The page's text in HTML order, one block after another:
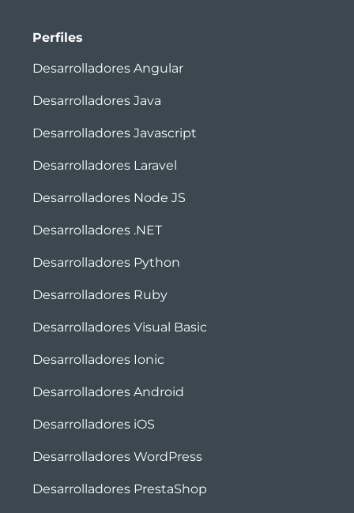
Perfiles
Desarrolladores Angular
Desarrolladores Java
Desarrolladores Javascript
Desarrolladores Laravel
Desarrolladores Node JS
Desarrolladores .NET
Desarrolladores Python
Desarrolladores Ruby
Desarrolladores Visual Basic
Desarrolladores Ionic
Desarrolladores Android
Desarrolladores iOS
Desarrolladores WordPress
Desarrolladores PrestaShop